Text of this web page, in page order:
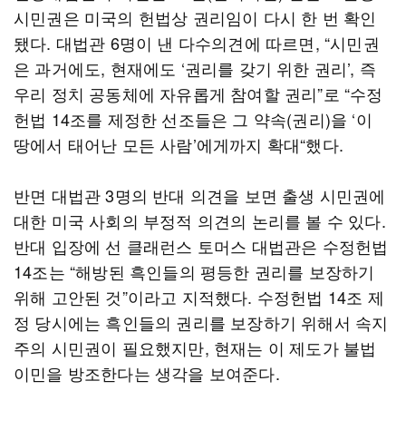
시민권은 미국의 헌법상 권리임이 다시 한 번 확인
됐다. 대법관 6명이 낸 다수의견에 따르면, “시민권
은 과거에도, 현재에도 ‘권리를 갖기 위한 권리’, 즉
우리 정치 공동체에 자유롭게 참여할 권리”로 “수정
헌법 14조를 제정한 선조들은 그 약속(권리)을 ‘이
땅에서 태어난 모든 사람’에게까지 확대“했다.
반면 대법관 3명의 반대 의견을 보면 출생 시민권에
대한 미국 사회의 부정적 의견의 논리를 볼 수 있다.
반대 입장에 선 클래런스 토머스 대법관은 수정헌법
14조는 “해방된 흑인들의 평등한 권리를 보장하기
위해 고안된 것”이라고 지적했다. 수정헌법 14조 제
정 당시에는 흑인들의 권리를 보장하기 위해서 속지
주의 시민권이 필요했지만, 현재는 이 제도가 불법
이민을 방조한다는 생각을 보여준다.